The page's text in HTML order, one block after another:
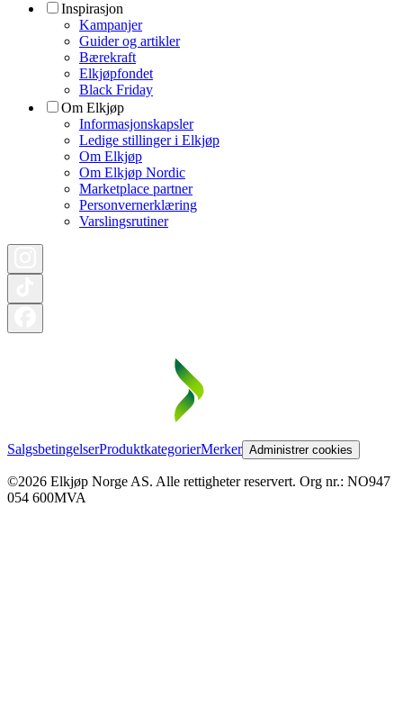
Inspirasjon
Kampanjer
Guider og artikler
Bærekraft
Elkjøpfondet
Black Friday
Om Elkjøp
Informasjonskapsler
Ledige stillinger i Elkjøp
Om Elkjøp
Om Elkjøp Nordic
Marketplace partner
Personvernerklæring
Varslingsrutiner
SalgsbetingelserProduktkategorierMerker Administrer cookies
©2026 Elkjøp Norge AS. Alle rettigheter reservert. Org nr.: NO947
054 600MVA